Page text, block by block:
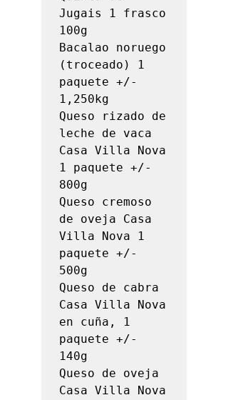
Jugais 1 frasco
100g
Bacalao noruego
(troceado) 1
paquete +/-
1,250kg
Queso rizado de
leche de vaca
Casa Villa Nova
1 paquete +/-
800g
Queso cremoso
de oveja Casa
Villa Nova 1
paquete +/-
500g
Queso de cabra
Casa Villa Nova
en cuña, 1
paquete +/-
140g
Queso de oveja
Casa Villa Nova